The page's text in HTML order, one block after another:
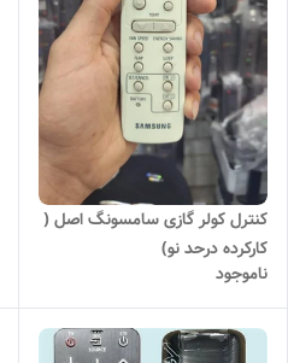
کنترل کولر گازی سامسونگ اصل (
کارکرده درحد نو)
ناموجود